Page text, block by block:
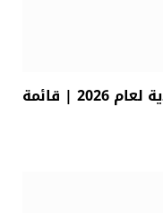
أفضل أطباء العيون في السعودية لعام 2026 | قائمة